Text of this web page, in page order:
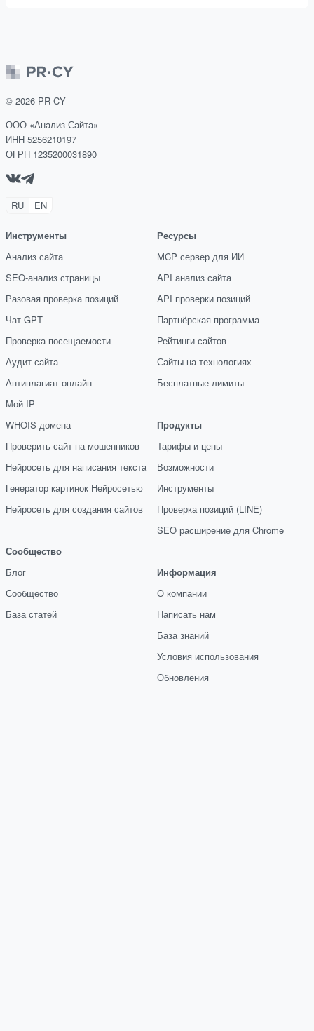
© 2026 PR-CY
ООО «Анализ Сайта»
ИНН 5256210197
ОГРН 1235200031890
RU EN
Инструменты
Анализ сайта
SEO-анализ страницы
Разовая проверка позиций
Чат GPT
Проверка посещаемости
Аудит сайта
Антиплагиат онлайн
Мой IP
WHOIS домена
Проверить сайт на мошенников
Нейросеть для написания текста
Генератор картинок Нейросетью
Нейросеть для создания сайтов
Сообщество
Блог
Сообщество
База статей
Ресурсы
MCP сервер для ИИ
API анализ сайта
API проверки позиций
Партнёрская программа
Рейтинги сайтов
Сайты на технологиях
Бесплатные лимиты
Продукты
Тарифы и цены
Возможности
Инструменты
Проверка позиций (LINE)
SEO расширение для Chrome
Информация
О компании
Написать нам
База знаний
Условия использования
Обновления